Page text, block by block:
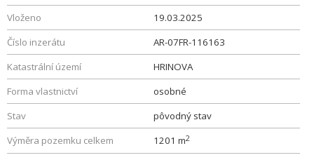
Vloženo
19.03.2025
Číslo inzerátu
AR-07FR-116163
Katastrální území
HRINOVA
Forma vlastnictví
osobné
Stav
pôvodný stav
Výměra pozemku celkem
1201 m2